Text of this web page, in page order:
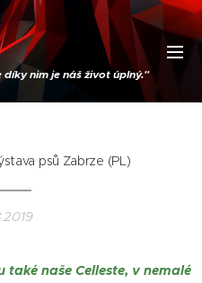
nim je náš život úplný."
psů Zabrze (PL)
naše Celleste, v nemalé